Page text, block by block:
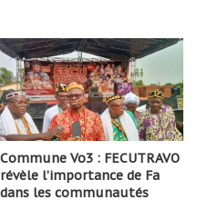
Commune Vo3 : FECUTRAVO
révèle l’importance de Fa
dans les communautés